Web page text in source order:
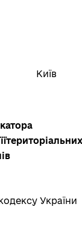
України